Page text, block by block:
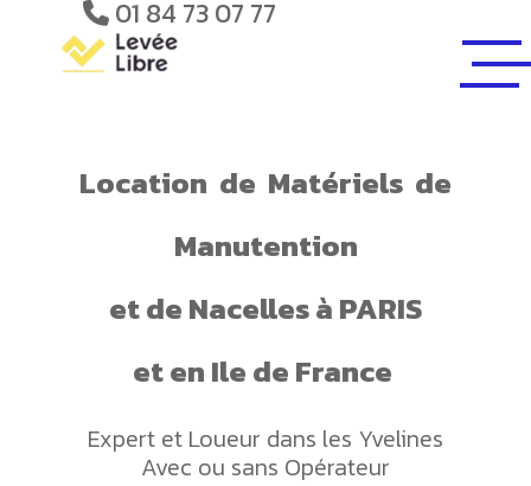
01 84 73 07 77
Location de Matériels de
Manutention
et deNacellesà PARIS
et en Ile de France
Expert et Loueur dans les Yvelines
Avec ou sans Opérateur